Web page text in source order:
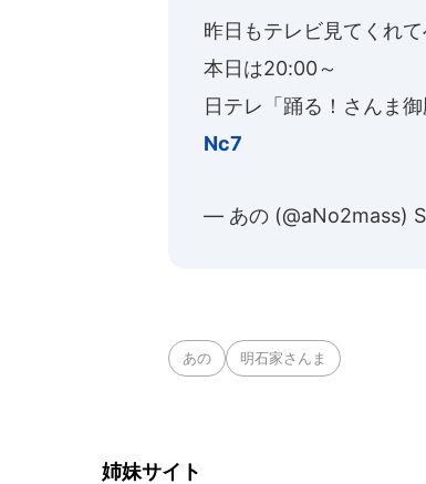
昨日もテレビ見てくれて
本日は20:00～
日テレ「踊る！さんま
Nc7
— あの (@aNo2mass)
あの 明石家さんま
姉妹サイト